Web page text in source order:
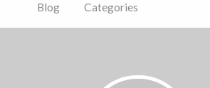
Blog Categories